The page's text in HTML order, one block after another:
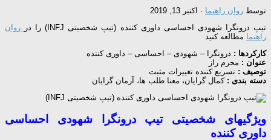
توسط روان راهنما · اکتبر 13, 2019
تیپ درونگرا شهودی احساسی داوری کننده (تیپ شخصیتی INFJ) را در
روان
راهنما مطالعه کنید
کارکردها : درونگرا – شهودی – احساسی – داوری کننده
عنوان : محرم راز
توصیف : تسریع کننده تغییرات مثبت
دسته بندی :کمال گرایان، معنا طلب ها، آرمان گرایان
ویژگیهای شخصیتی تیپ درونگرا شهودی احساسی
داوری کننده